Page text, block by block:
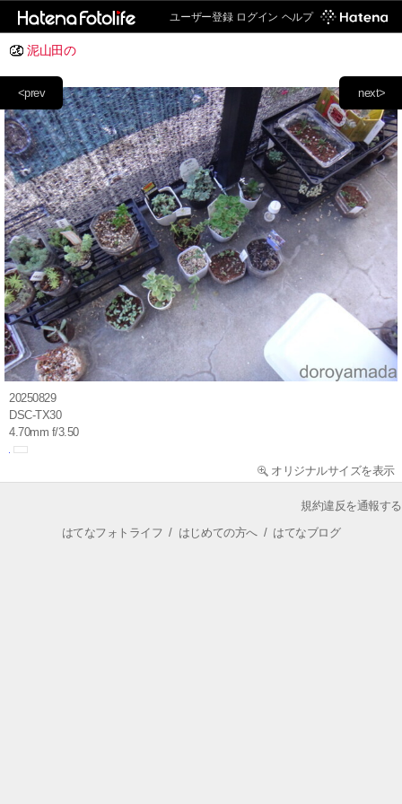
ユーザー登録 ログイン ヘルプ
泥山田の
next>
<prev
20250829
DSC-TX30
4.70mm f/3.50
オリジナルサイズを表示
規約違反を通報する
はてなフォトライフ / はじめての方へ/ はてなブログ